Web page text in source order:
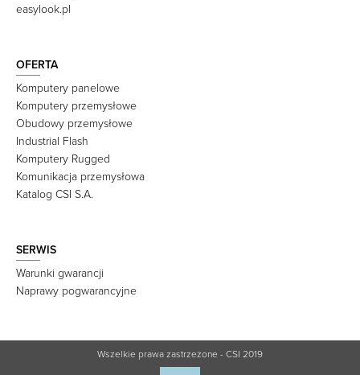
easylook.pl
OFERTA
Komputery panelowe
Komputery przemysłowe
Obudowy przemysłowe
Industrial Flash
Komputery Rugged
Komunikacja przemysłowa
Katalog CSI S.A.
SERWIS
Warunki gwarancji
Naprawy pogwarancyjne
Wszelkie prawa zastrzeżone - CSI 2019